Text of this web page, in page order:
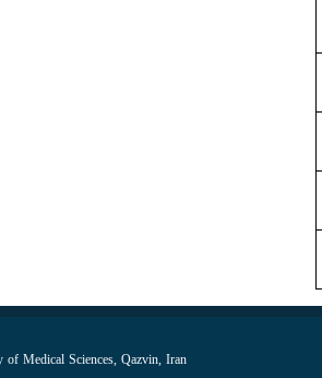
of Medical Sciences, Qazvin, Iran